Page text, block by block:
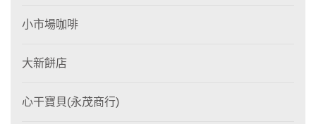
小市場咖啡
大新餅店
心干寶貝(永茂商行)